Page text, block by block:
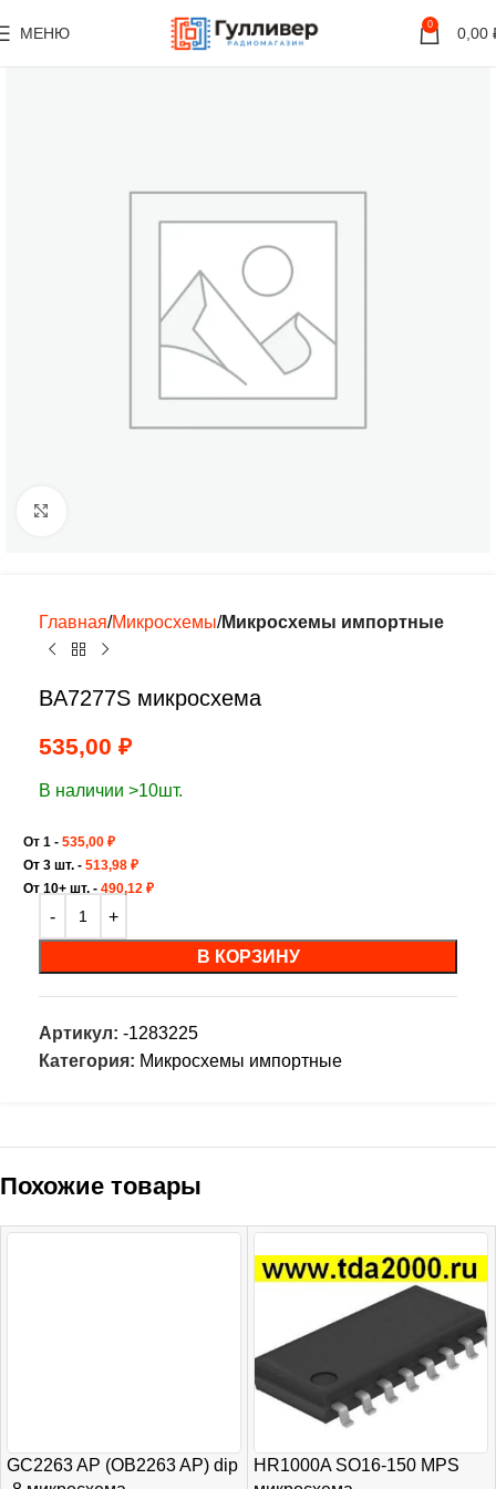
МЕНЮ 0 0,00
Главная Микросхемы Микросхемы импортные
BA7277S микросхема
535,00 ₽
В наличии >10шт.
От 1 - 535,00 ₽
От 3 шт. - 513,98 ₽
От 10+ шт. - 490,12 ₽
В КОРЗИНУ
Артикул: -1283225
Категория: Микросхемы импортные
Похожие товары
GC2263 AP (OB2263 AP) dip
HR1000A SO16-150 MPS